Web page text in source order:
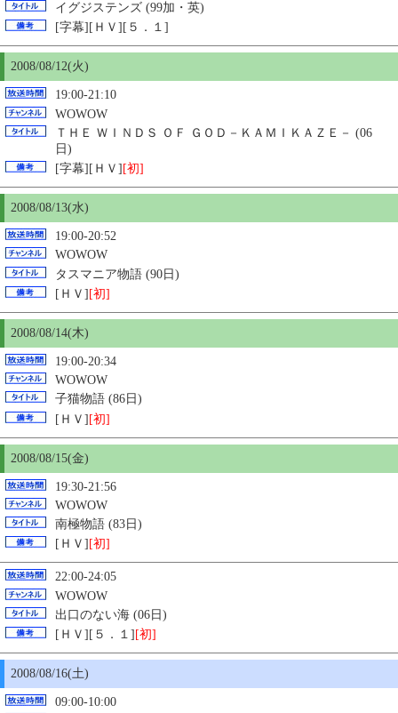
イグジステンズ (99加・英)
[字幕][ＨＶ][５．１]
2008/08/12(火)
19:00-21:10
WOWOW
ＴＨＥ ＷＩＮＤＳ ＯＦ ＧＯＤ－ＫＡＭＩＫＡＺＥ－ (06
日)
[字幕][ＨＶ] [初]
2008/08/13(水)
19:00-20:52
WOWOW
タスマニア物語 (90日)
[ＨＶ] [初]
2008/08/14(木)
19:00-20:34
WOWOW
子猫物語 (86日)
[ＨＶ][初]
2008/08/15(金)
19:30-21:56
WOWOW
南極物語 (83日)
[ＨＶ] [初]
22:00-24:05
WOWOW
出口のない海 (06日)
[ＨＶ][５．１] [初]
2008/08/16(土)
09:00-10:00